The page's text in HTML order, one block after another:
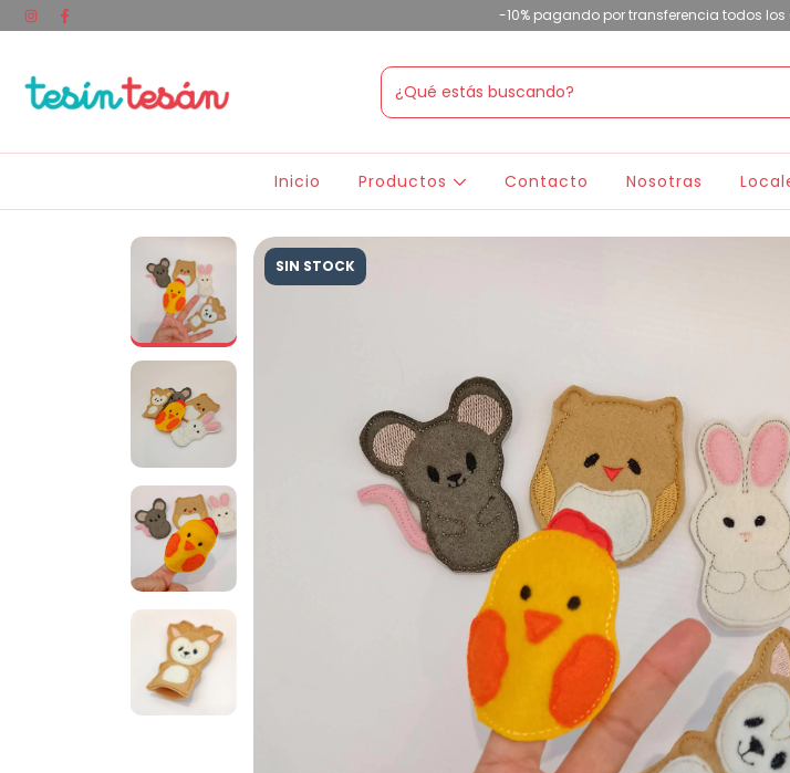
-10% pagando por transferencia todos
Inicio Productos Contacto Nosotras
SIN STOCK